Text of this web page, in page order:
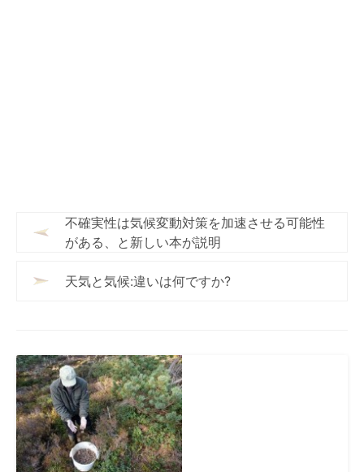
不確実性は気候変動対策を加速させる可能性
がある、と新しい本が説明
天気と気候:違いは何ですか?